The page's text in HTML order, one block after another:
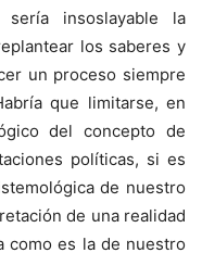
sería insoslayable la
los saberes y
un proceso siempre
que limitarse, en
del concepto de
políticas, si es
de nuestro
de una realidad
como es la de nuestro